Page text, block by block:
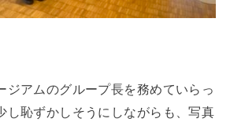
ジアムのグループ長を務めていらっ
し恥ずかしそうにしながらも、写真